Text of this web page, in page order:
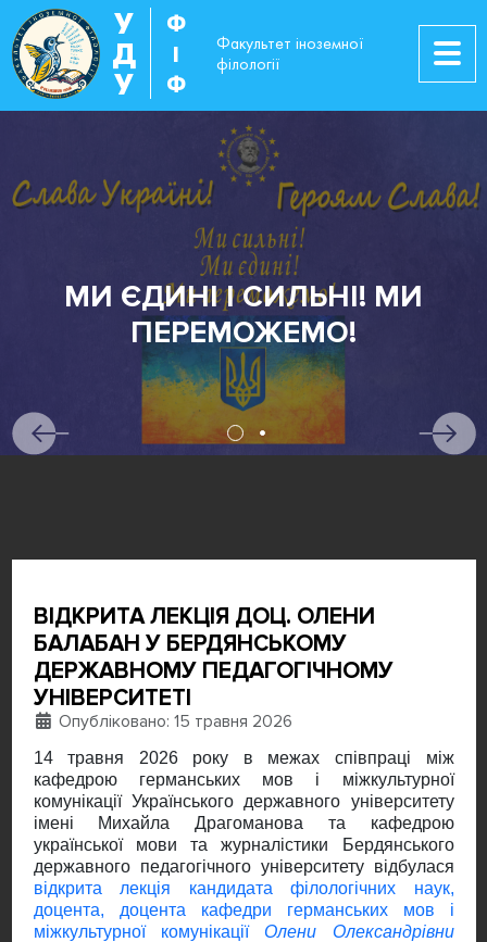
У
Д
У
Ф
І
Ф
Факультет іноземної
філології
І СИЛЬНІ! МИ
ПЕРЕМОЖЕМО!
ВІДКРИТА ЛЕКЦІЯ ДОЦ. ОЛЕНИ
БАЛАБАН У БЕРДЯНСЬКОМУ
ДЕРЖАВНОМУ ПЕДАГОГІЧНОМУ
УНІВЕРСИТЕТІ
Деталі
Опубліковано: 15 травня 2026
14 травня 2026 року в межах співпраці між
кафедрою германських мов і міжкультурної
комунікації Українського державного університету
імені Михайла Драгоманова та кафедрою
української мови та журналістики Бердянського
державного педагогічного університету відбулася
відкрита лекція кандидата філологічних наук,
доцента, доцента кафедри германських мов і
міжкультурної комунікаціїОлени Олександрівни